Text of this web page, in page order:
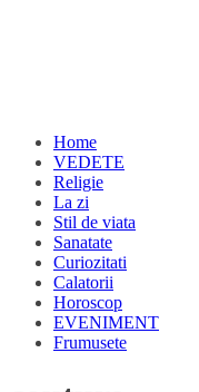
Home
VEDETE
Religie
La zi
Stil de viata
Sanatate
Curiozitati
Calatorii
Horoscop
EVENIMENT
Frumusete